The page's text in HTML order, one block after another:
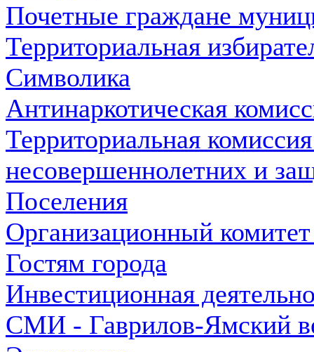
Почетные граждане
Территориальная
Символика
Антинаркотическая
Территориальная
несовершеннолетних и
Поселения
Организационный
Гостям города
Инвестиционная
СМИ - Гаврилов-Ямский